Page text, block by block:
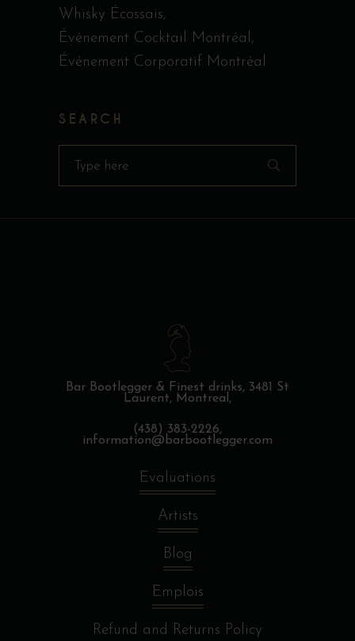
Whisky Écossais
Événement Cocktail Montréal
Événement Corporatif Montréal
SEARCH
Bar Bootlegger & Finest drinks, 3481 St
Laurent, Montreal,
(438) 383-2226,
information@barbootlegger.com
Evaluations
Artists
Blog
Emplois
Refund and Returns Policy